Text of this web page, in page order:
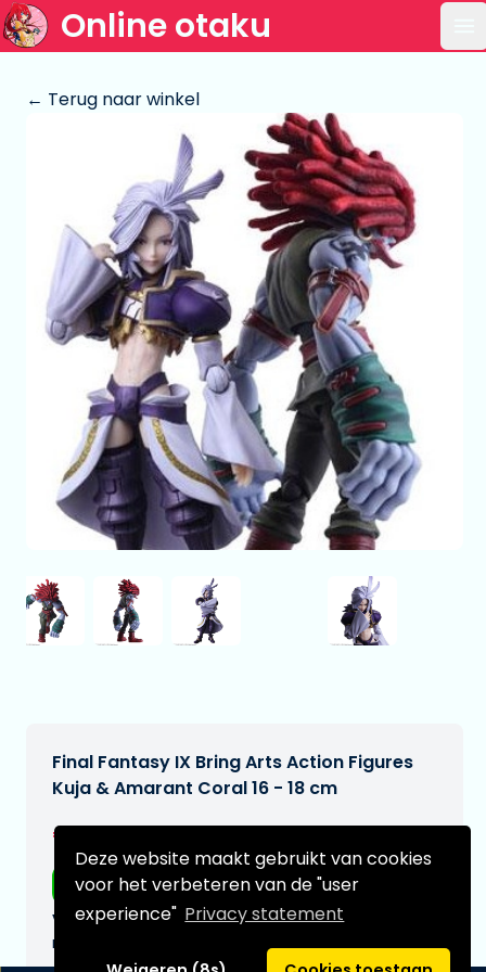
Deze website maakt gebruikt van cookies
voor het verbeteren van de "user
experience" Privacy statement
Online otaku
← Terug naar winkel
Final Fantasy IX Bring Arts Action Figures
Kuja & Amarant Coral 16 - 18 cm
€229,00
Gratis verzending
Verwachtte leverdatum:
n.v.t.